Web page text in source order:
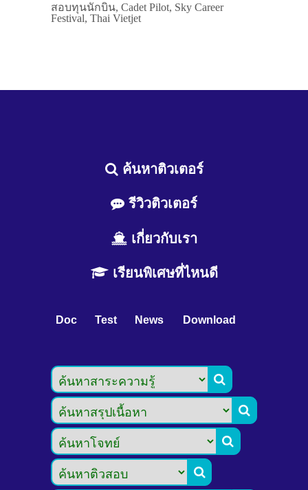
สอบทุนนักบิน, Cadet Pilot, Sky Career
Festival, Thai Vietjet
ค้นหาติวเตอร์
รีวิวติวเตอร์
เกี่ยวกับเรา
เรียนพิเศษที่ไหนดี
Doc Test News Download



